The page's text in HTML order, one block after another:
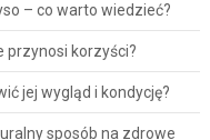
– co warto wiedzieć?
przynosi korzyści?
jej wygląd i kondycję?
sposób na zdrowe